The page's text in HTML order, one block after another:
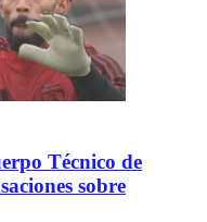
Técnico de
sobre